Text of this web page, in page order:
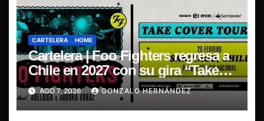
CARTELERA HOME
Cartelera | Foo Fighters regresa a
Chile en 2027 con su gira “Take
Cover Tour 2027”
AGO 7, 2026 GONZALO HERNÁNDEZ